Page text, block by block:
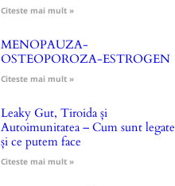
Citeste mai mult »
MENOPAUZA-
OSTEOPOROZA-ESTROGEN
Citeste mai mult »
Leaky Gut, Tiroida și
Autoimunitatea – Cum sunt legate
și ce putem face
Citeste mai mult »